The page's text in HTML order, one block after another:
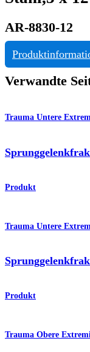
AR-8830-12
Verwandte
Trauma Untere
Produkt
Trauma Untere
Produkt
Trauma Obere